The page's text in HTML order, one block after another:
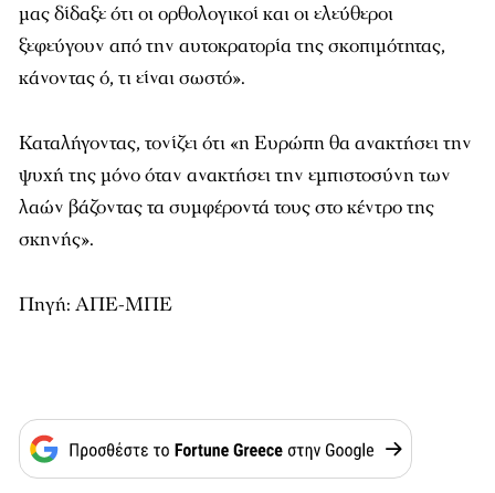
μας δίδαξε ότι οι ορθολογικοί και οι ελεύθεροι
ξεφεύγουν από την αυτοκρατορία της σκοπιμότητας,
κάνοντας ό, τι είναι σωστό».
Καταλήγοντας, τονίζει ότι «η Ευρώπη θα ανακτήσει την
ψυχή της μόνο όταν ανακτήσει την εμπιστοσύνη των
λαών βάζοντας τα συμφέροντά τους στο κέντρο της
σκηνής».
Πηγή: ΑΠΕ-ΜΠΕ